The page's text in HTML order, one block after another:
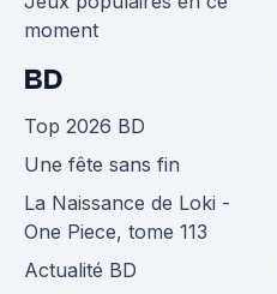
moment
BD
Top 2026 BD
Une fête sans fin
La Naissance de Loki -
One Piece, tome 113
Actualité BD